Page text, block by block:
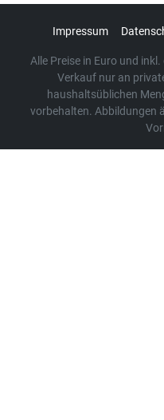
Impressum
Alle Preise in Euro und
Verkauf nur an
haushaltsüblichen
vorbehalten. Abbildungen